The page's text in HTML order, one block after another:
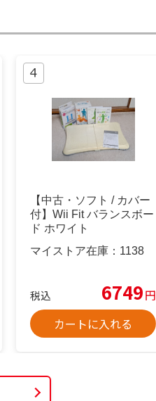
【中古・ソフト / カバー
付】Wii Fit バランスボー
ド ホワイト
マイストア在庫： 1138
税込 6749円
カートに入れる